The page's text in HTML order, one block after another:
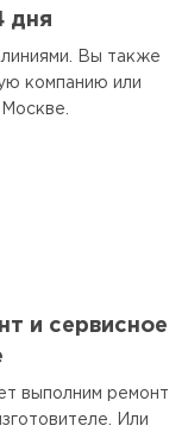
дня
Вы также
компанию или
и сервисное
выполним ремонт
Или